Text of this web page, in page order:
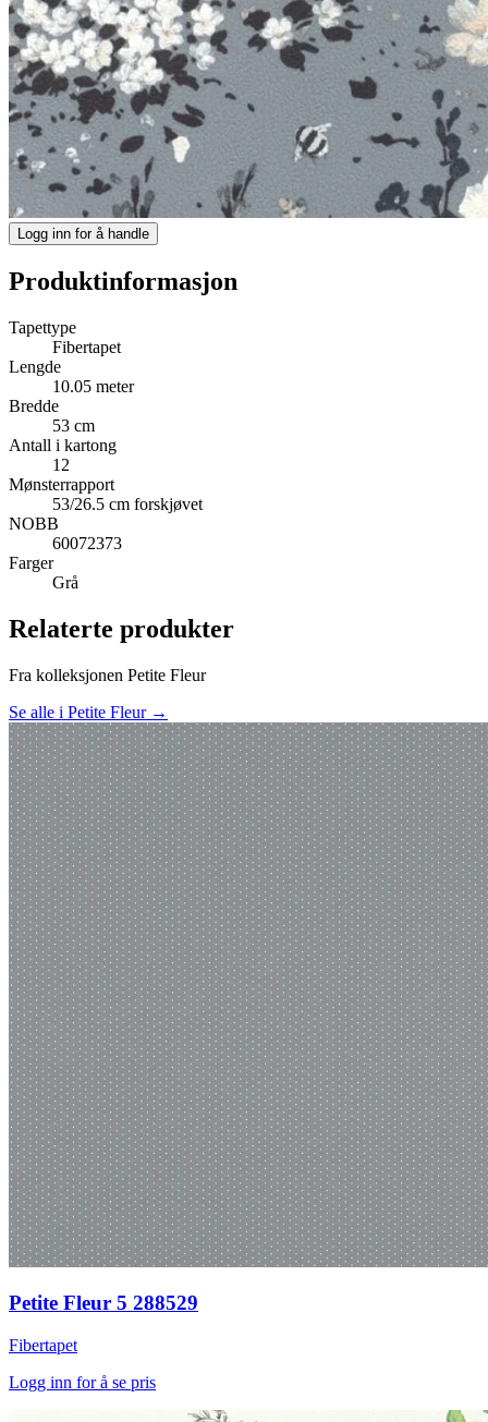
Logg inn for å handle
Produktinformasjon
Tapettype
Fibertapet
Lengde
10.05 meter
Bredde
53 cm
Antall i kartong
12
Mønsterrapport
53/26.5 cm forskjøvet
NOBB
60072373
Farger
Grå
Relaterte produkter
Fra kolleksjonen Petite Fleur
Se alle i Petite Fleur →
Petite Fleur 5 288529
Fibertapet
Logg inn for å se pris